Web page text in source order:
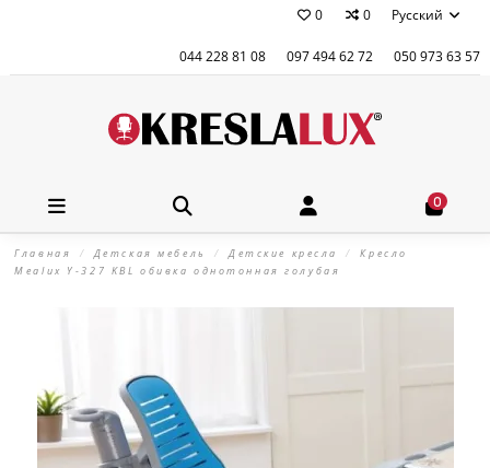
0 0 Русский
044 228 81 08 097 494 62 72 050 973 63 57
0
Главная Детская мебель Детские кресла
Кресло
Mealux Y-327 KBL обивка однотонная голубая